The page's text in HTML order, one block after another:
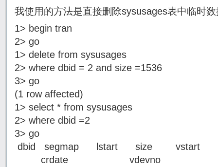
我使用的方法是直接删除sysusages表中临时
1> begin tran
2> go
1> delete from sysusages
2> where dbid = 2 and size =1536
3> go
(1 row affected)
1> select * from sysusages
2> where dbid =2
3> go
dbid segmap lstart size vstart
crdate vdevno